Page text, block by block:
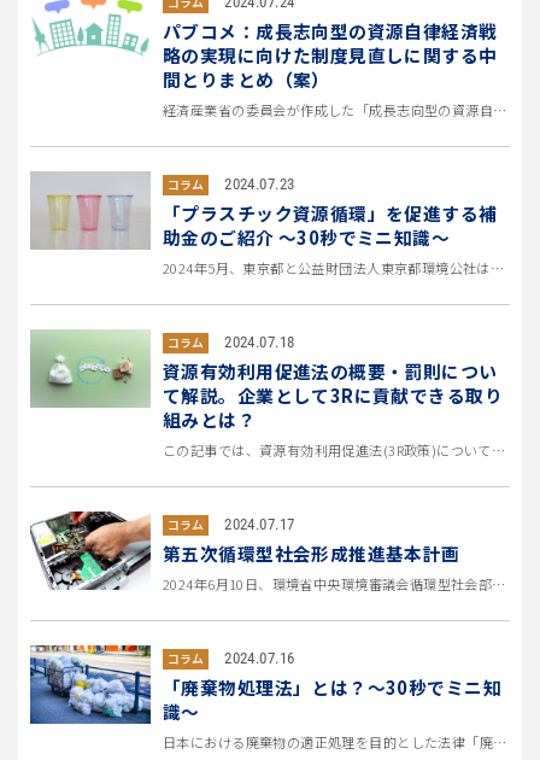
パブコメ：成長志向型の資源自律経済戦
略の実現に向けた制度見直しに関する中
間とりまとめ（案）
経済産業省の委員会が作成した「成長志向型の資源自律経済戦略の実現に向けた制度見直しに関する中間とりまとめ（案）」について...
コラム 2024.07.23
「プラスチック資源循環」を促進する補
助金のご紹介 ～30秒でミニ知識～
2024年5月、東京都と公益財団法人東京都環境公社は、サーキュラーエコノミーの実現に向けて 「プラスチック資源循環」「食...
コラム 2024.07.18
資源有効利用促進法の概要・罰則につい
て解説。企業として3Rに貢献できる取り
組みとは？
この記事では、資源有効利用促進法(3R政策)について徹底解説！ 資源有効利用促進法の概要や、違反した際のペナルティとあわ...
コラム 2024.07.17
第五次循環型社会形成推進基本計画
2024年6月10日、環境省中央環境審議会循環型社会部会において、第五次循環型社会形成推進基本計画（案）が取りまとめられ...
コラム 2024.07.16
「廃棄物処理法」とは？～30秒でミニ知
識～
日本における廃棄物の適正処理を目的とした法律「廃棄物処理法」。 聞いたことのある方は多くても、説明は難しいという方もいら...